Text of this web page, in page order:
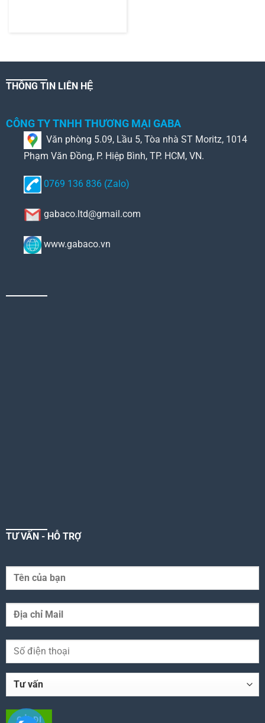
THÔNG TIN LIÊN HỆ
CÔNG TY TNHH THƯƠNG MẠI GABA
Văn phòng 5.09, Lầu 5, Tòa nhà ST Moritz, 1014
Phạm Văn Đồng, P. Hiệp Bình, TP. HCM, VN.
0769 136 836 (Zalo)
gabaco.ltd@gmail.com
www.gabaco.vn
TƯ VẤN - HỖ TRỢ